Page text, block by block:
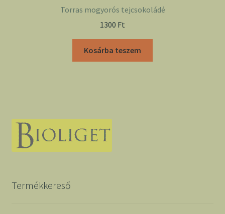
Torras mogyorós tejcsokoládé
1300 Ft
Kosárba teszem
Termékkereső